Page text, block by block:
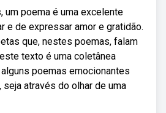
um poema é uma excelente
e de expressar amor e gratidão.
que, nestes poemas, falam
texto é uma coletânea
poemas emocionantes
através do olhar de uma